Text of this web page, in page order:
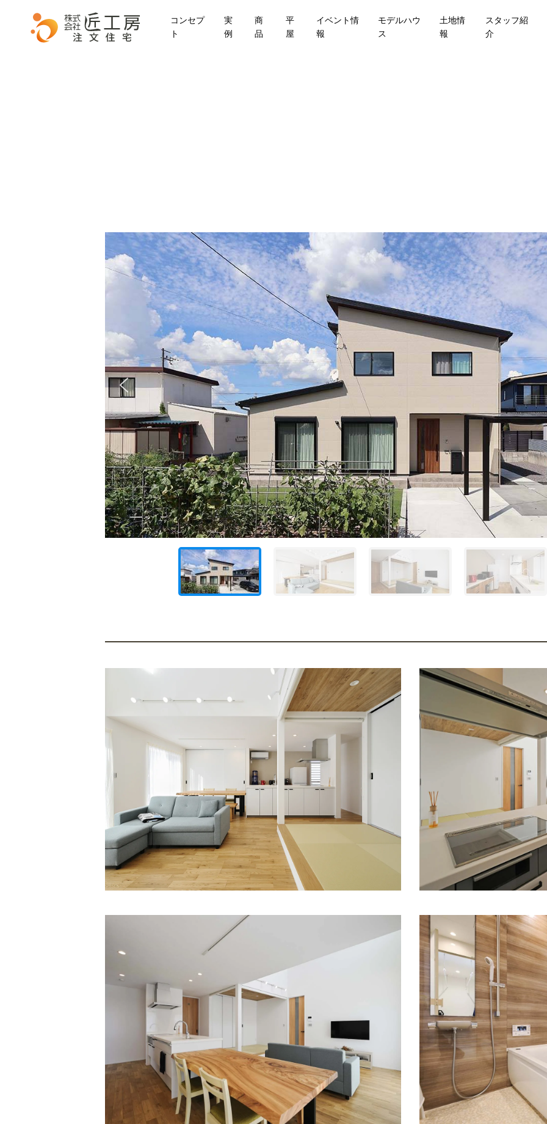
コンセプ
ト
実
例
商
品
平
屋
イベント情
報
モデルハウ
ス
土地情
報
スタッフ紹
介